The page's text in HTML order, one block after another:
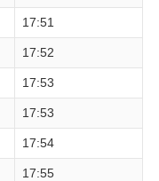
17:51
17:52
17:53
17:53
17:54
17:55